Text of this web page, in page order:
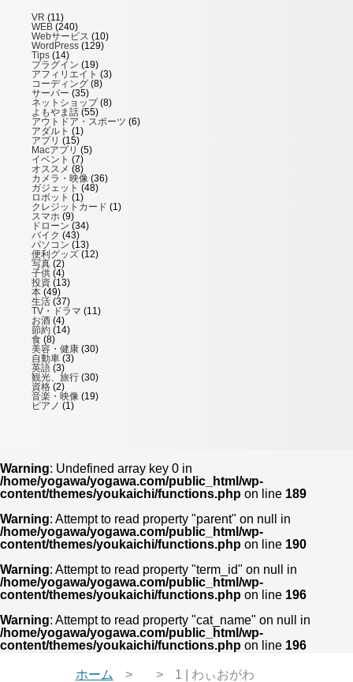
VR (11)
WEB (240)
Webサービス (10)
WordPress (129)
Tips (14)
プラグイン (19)
アフィリエイト (3)
コーディング (8)
サーバー (35)
ネットショップ(8)
よもやま話 (55)
アウトドア・スポーツ (6)
アダルト (1)
アプリ (15)
Macアプリ (5)
イベント (7)
オススメ (8)
カメラ・映像 (36)
ガジェット (48)
ロボット (1)
クレジットカード (1)
スマホ (9)
ドローン (34)
バイク (43)
パソコン (13)
便利グッズ (12)
写真 (2)
子供 (4)
投資 (13)
本 (49)
生活 (37)
TV・ドラマ (11)
お酒 (4)
節約 (14)
食 (8)
美容・健康 (30)
自動車 (3)
英語 (3)
観光、旅行 (30)
資格 (2)
音楽・映像 (19)
ピアノ (1)
Warning: Undefined array key 0 in
/home/yogawa/yogawa.com/public_html/wp-
content/themes/youkaichi/functions.php on line 189
Warning: Attempt to read property "parent" on null in
/home/yogawa/yogawa.com/public_html/wp-
content/themes/youkaichi/functions.php on line 190
Warning: Attempt to read property "term_id" on null in
/home/yogawa/yogawa.com/public_html/wp-
content/themes/youkaichi/functions.php on line 196
Warning: Attempt to read property "cat_name" on null in
/home/yogawa/yogawa.com/public_html/wp-
content/themes/youkaichi/functions.php on line 196
ホーム 1 | わぃおがわ